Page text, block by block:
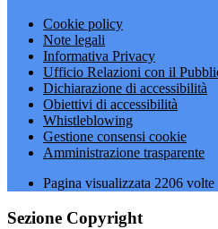
Cookie policy
Note legali
Informativa Privacy
Ufficio Relazioni con il
Dichiarazione di accessibilità
Obiettivi di accessibilità
Whistleblowing
Gestione consensi cookie
Amministrazione trasparente
Pagina visualizzata 2206 volte
Sezione Copyright